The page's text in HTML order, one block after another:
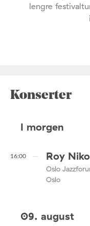
lengre
Konserter
I morgen
16:00 Roy
Oslo
Oslo
09. august